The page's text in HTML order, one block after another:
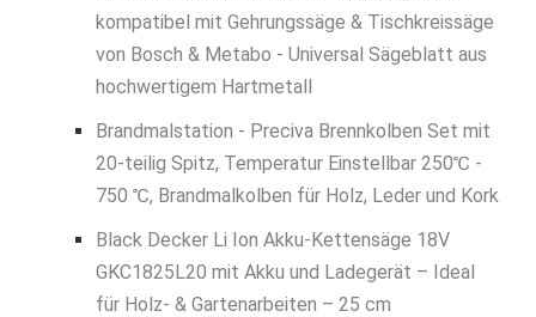
kompatibel mit Gehrungssäge & Tischkreissäge
von Bosch & Metabo - Universal Sägeblatt aus
hochwertigem Hartmetall
Brandmalstation - Preciva Brennkolben Set mit
20-teilig Spitz, Temperatur Einstellbar 250℃ -
750 ℃, Brandmalkolben für Holz, Leder und Kork
Black Decker Li Ion Akku-Kettensäge 18V
GKC1825L20 mit Akku und Ladegerät – Ideal
für Holz- & Gartenarbeiten – 25 cm